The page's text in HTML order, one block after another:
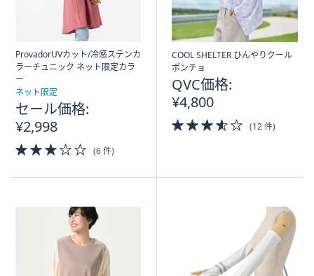
ProvadorUVカット/冷感ステンカ
ラーチュニック ネット限定カラ
ー
ネット限定
セール価格:
¥2,998
3.0
of
(6 件)
COOL SHELTER ひんやりクール
ポンチョ
QVC価格:
¥4,800
3.5
of
(12 件)